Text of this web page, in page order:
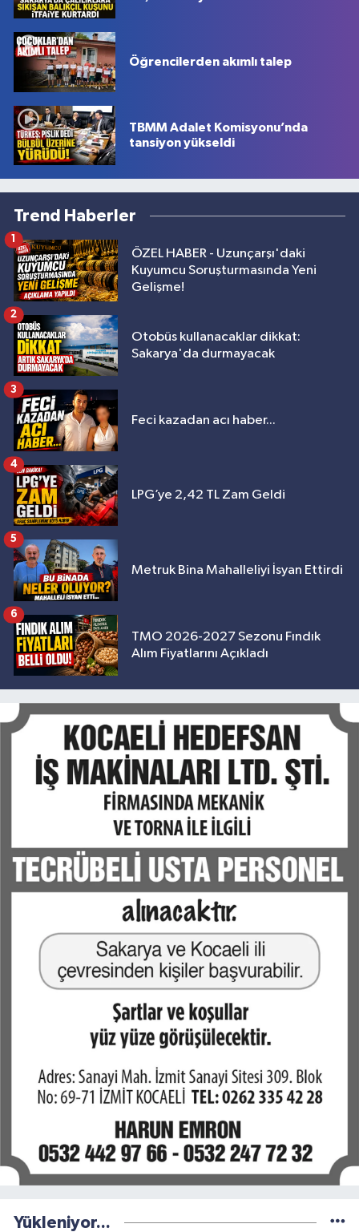
Öğrencilerden akımlı talep
TBMM Adalet Komisyonu’nda
tansiyon yükseldi
Trend Haberler
ÖZEL HABER - Uzunçarşı'daki
Kuyumcu Soruşturmasında Yeni
Gelişme!
1
Otobüs kullanacaklar dikkat:
Sakarya'da durmayacak
2
Feci kazadan acı haber...
3
LPG’ye 2,42 TL Zam Geldi
4
Metruk Bina Mahalleliyi İsyan Ettirdi
5
TMO 2026-2027 Sezonu Fındık
Alım Fiyatlarını Açıkladı
6
Yükleniyor...